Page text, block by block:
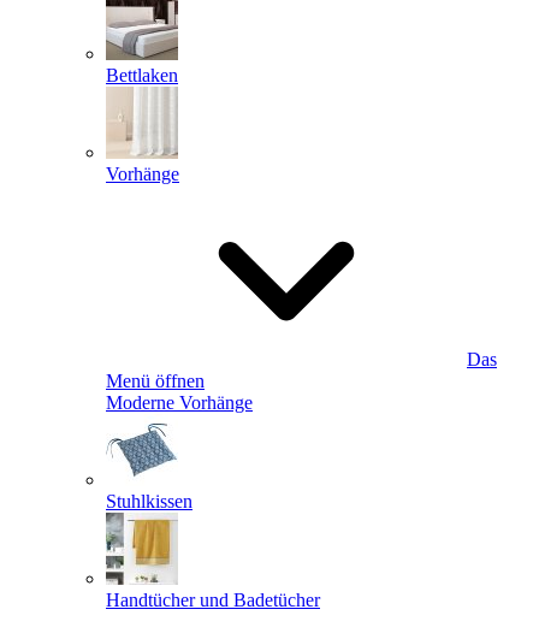
Bettlaken
Vorhänge
Das
Menü öffnen
Moderne Vorhänge
Stuhlkissen
Handtücher und Badetücher